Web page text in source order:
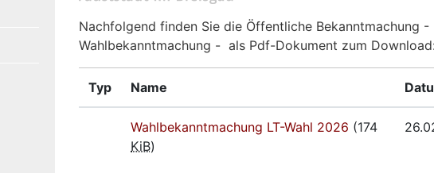
Nachfolgend finden Sie die Öffentliche Bekanntmachung -
Wahlbekanntmachung - als Pdf-Dokument zum Download:
Typ Name
Wahlbekanntmachung LT-Wahl 2026 (174
KiB)